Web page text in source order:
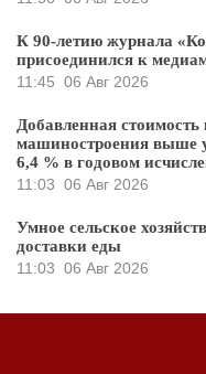
К 90-летию журнала
присоединился к
11:45 06 Авг 2026
Добавленная
машиностроения выше
6,4 % в годовом
11:03 06 Авг 2026
Умное сельское
доставки еды
11:03 06 Авг 2026